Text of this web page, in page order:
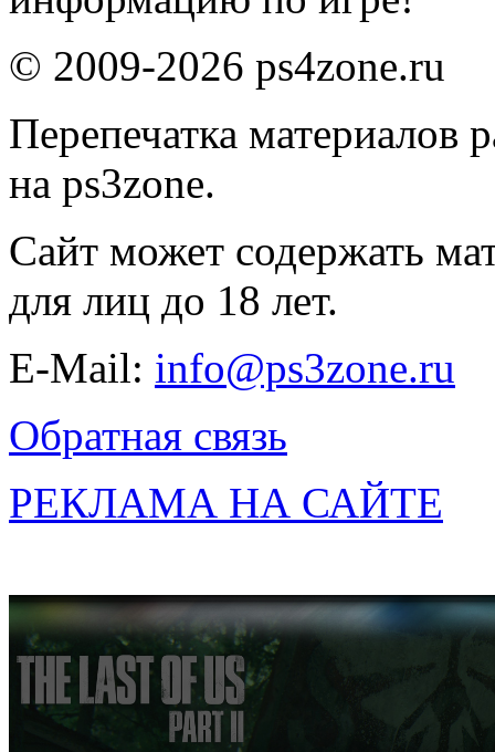
© 2009-2026 ps4zone.ru
Перепечатка материалов
на ps3zone.
Сайт может содержать
для лиц до 18 лет.
E-Mail: info@ps3zone.ru
Обратная связь
РЕКЛАМА НА САЙТЕ